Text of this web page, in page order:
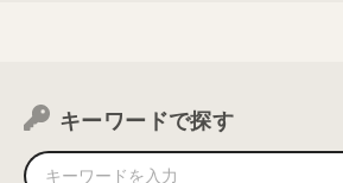
キーワードで探す